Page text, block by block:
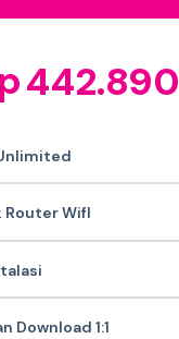
442.890
Router WifI
Download 1:1